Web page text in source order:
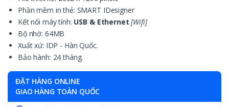
Phần mềm in thẻ: SMART IDesigner
Kết nối máy tính: USB & Ethernet [Wifi]
Bộ nhớ: 64MB
Xuất xứ: IDP - Hàn Quốc.
Bảo hành: 24 tháng.
ĐẶT HÀNG ONLINE
GIAO HÀNG TOÀN QUỐC